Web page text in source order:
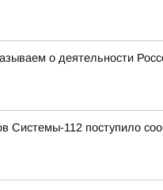
о деятельности
Системы-112 поступило